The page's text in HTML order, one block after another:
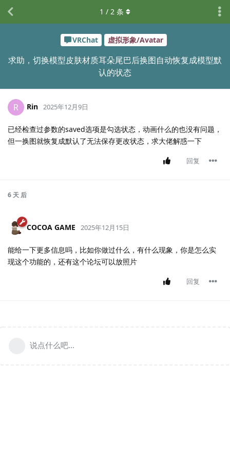
VRChat 虚拟形象/Avatar
求助，切换模型皮肤材质耳朵尾巴后换图自动恢复成模型默
认的状态
1 / 2 条
R Rin 2025年12月9日
已经检查过参数的saved选项是勾选状态，动画什么的也没有问题，
但一换图就恢复成默认了无法保存更改状态，求大佬解惑一下
回复
6 天 后
COCOA GAME 2025年12月15日
能给一下更多信息吗，比如你做过什么，有什么现象，你是怎么实
现这个功能的，还有这个论坛可以放照片
回复
说点什么吧...